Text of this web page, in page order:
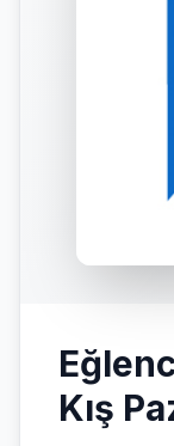
Kış